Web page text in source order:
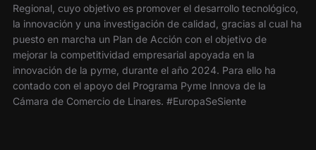
Regional, cuyo objetivo es promover el desarrollo tecnológico,
la innovación y una investigación de calidad, gracias al cual ha
puesto en marcha un Plan de Acción con el objetivo de
mejorar la competitividad empresarial apoyada en la
innovación de la pyme, durante el año 2024. Para ello ha
contado con el apoyo del Programa Pyme Innova de la
Cámara de Comercio de Linares. #EuropaSeSiente